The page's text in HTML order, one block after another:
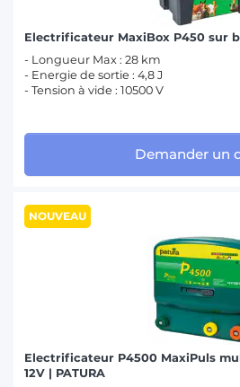
Electrificateur MaxiBox P450 sur
- Longueur Max : 28 km
- Energie de sortie : 4,8 J
- Tension à vide : 10500 V
Demander un
NOUVEAU
Electrificateur P4500 MaxiPuls
12V | PATURA